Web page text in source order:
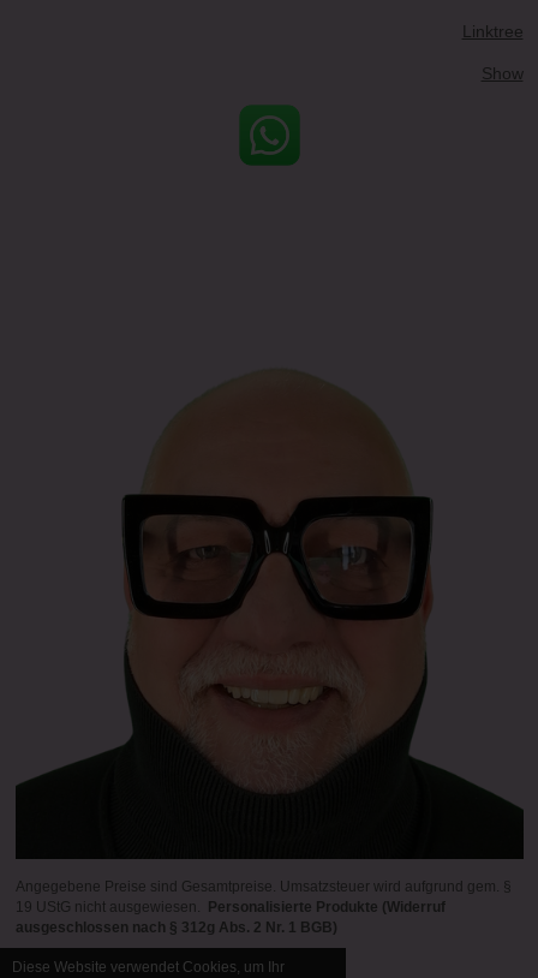
Diese Website verwendet Cookies, um Ihr
Linktree
Show
Angegebene Preise sind Gesamtpreise. Umsatzsteuer wird aufgrund gem. §
19 UStG nicht ausgewiesen.
Personalisierte Produkte (Widerruf
ausgeschlossen nach § 312g Abs. 2 Nr. 1 BGB)